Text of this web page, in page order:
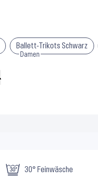
Ballett-Trikots Schwarz
Damen
30° Feinwäsche